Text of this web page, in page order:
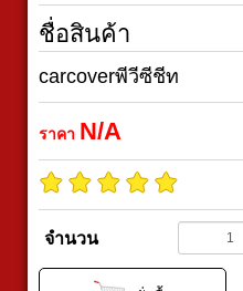
ชื่อสินค้า
carcoverพีวีซีชีท
ราคา N/A
จำนวน